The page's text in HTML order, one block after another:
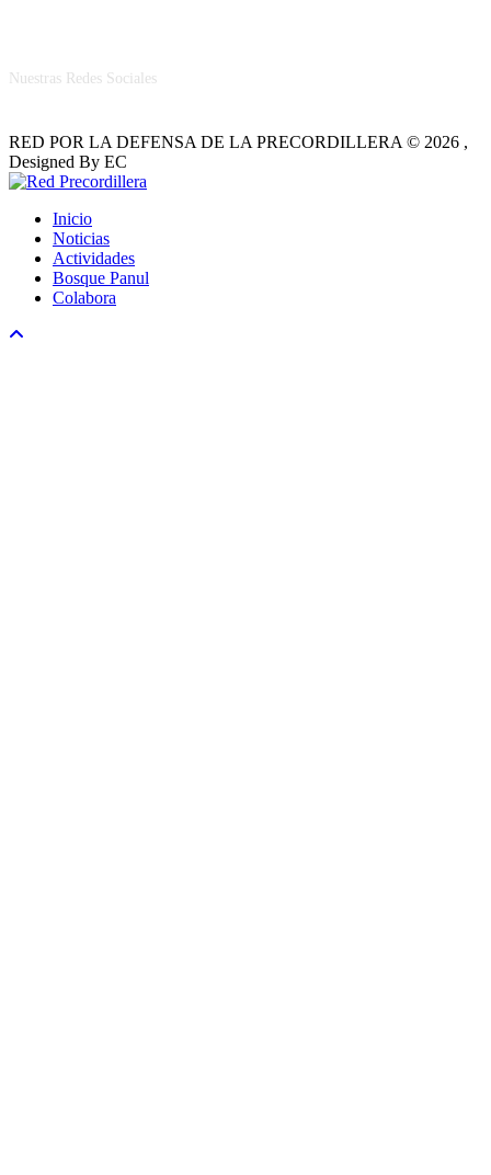
Nuestras Redes Sociales
RED POR LA DEFENSA DE LA PRECORDILLERA © 2026 ,
Designed By EC
Inicio
Noticias
Actividades
Bosque Panul
Colabora